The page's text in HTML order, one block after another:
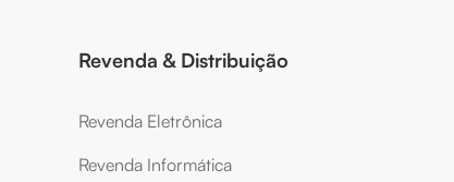
Revenda & Distribuição
Revenda Eletrônica
Revenda Informática